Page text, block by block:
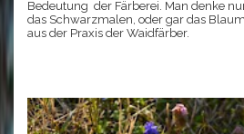
Bedeutung der Färberei. Man denke
das Schwarzmalen, oder gar das
aus der Praxis der Waidfärber.